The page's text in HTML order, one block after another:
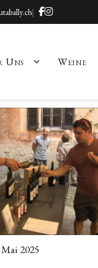
|
Uns Weine
2025